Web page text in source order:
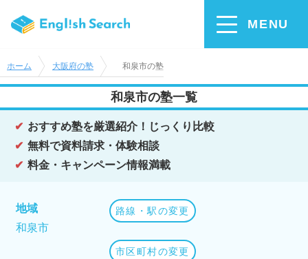
MENU
ホーム 大阪府の塾 和泉市の塾
和泉市の塾一覧
おすすめ塾を厳選紹介！じっくり比較
無料で資料請求・体験相談
料金・キャンペーン情報満載
地域
和泉市
路線・駅の変更
市区町村の変更